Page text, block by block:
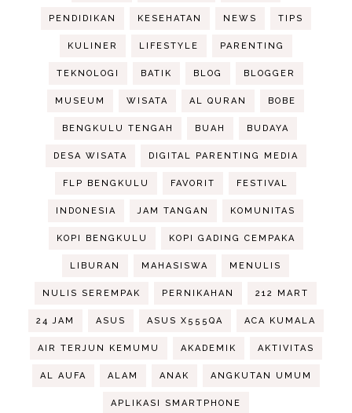
PENDIDIKAN KESEHATAN NEWS TIPS
KULINER LIFESTYLE PARENTING
TEKNOLOGI BATIK BLOG BLOGGER
MUSEUM WISATA AL QURAN BOBE
BENGKULU TENGAH BUAH BUDAYA
DESA WISATA DIGITAL PARENTING MEDIA
FLP BENGKULU FAVORIT FESTIVAL
INDONESIA JAM TANGAN KOMUNITAS
KOPI BENGKULU KOPI GADING CEMPAKA
LIBURAN MAHASISWA MENULIS
NULIS SEREMPAK PERNIKAHAN 212 MART
24 JAM ASUS ASUS X555QA ACA KUMALA
AIR TERJUN KEMUMU AKADEMIK AKTIVITAS
AL AUFA ALAM ANAK ANGKUTAN UMUM
APLIKASI SMARTPHONE